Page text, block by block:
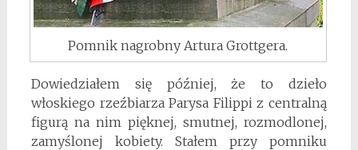
Pomnik nagrobny Artura Grottgera.
Dowiedziałem się później, że to dzieło
włoskiego rzeźbiarza Parysa Filippi z centralną
figurą na nim pięknej, smutnej, rozmodlonej,
zamyślonej kobiety. Stałem przy pomniku